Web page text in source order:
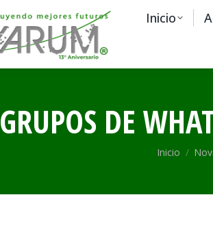
Inicio
GRUPOS DE
Estás aquí:
Inicio